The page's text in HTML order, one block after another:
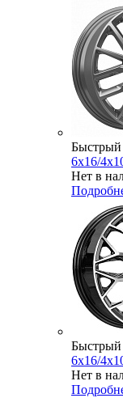
Быстрый
6x16/
Нет в
Быстрый
6x16/
Нет в